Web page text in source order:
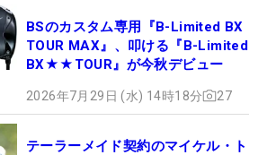
BSのカスタム専用『B-Limited BX
TOUR MAX』、叩ける『B-Limited
BX★★TOUR』が今秋デビュー
2026年7月29日 (水) 14時18分 27
テーラーメイド契約のマイケル・ト